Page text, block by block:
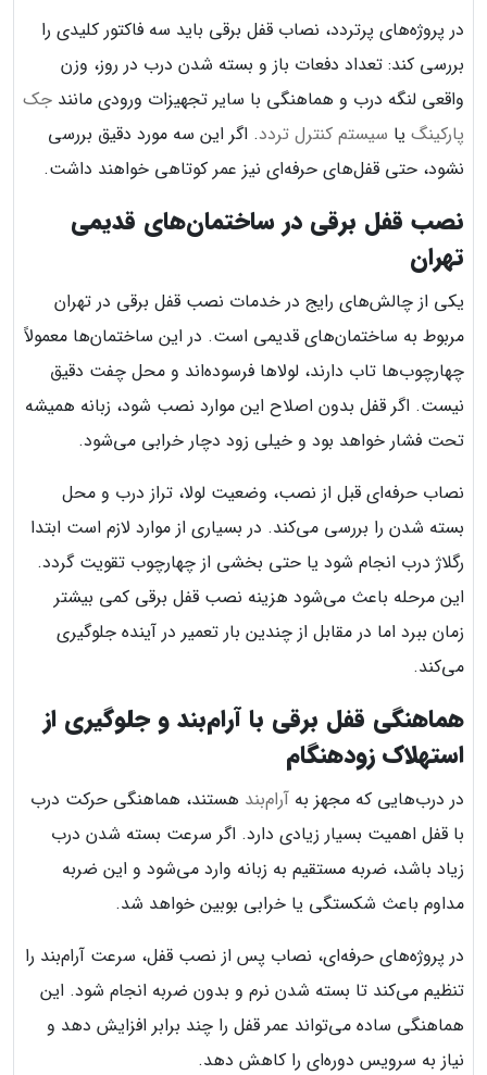
در پروژه‌های پرتردد، نصاب قفل برقی باید سه فاکتور کلیدی را
بررسی کند: تعداد دفعات باز و بسته شدن درب در روز، وزن
واقعی لنگه درب و هماهنگی با سایر تجهیزات ورودی مانند جک
پارکینگ یا سیستم کنترل تردد. اگر این سه مورد دقیق بررسی
نشود، حتی قفل‌های حرفه‌ای نیز عمر کوتاهی خواهند داشت.
نصب قفل برقی در ساختمان‌های قدیمی
تهران
یکی از چالش‌های رایج در خدمات نصب قفل برقی در تهران
مربوط به ساختمان‌های قدیمی است. در این ساختمان‌ها معمولاً
چهارچوب‌ها تاب دارند، لولاها فرسوده‌اند و محل چفت دقیق
نیست. اگر قفل بدون اصلاح این موارد نصب شود، زبانه همیشه
تحت فشار خواهد بود و خیلی زود دچار خرابی می‌شود.
نصاب حرفه‌ای قبل از نصب، وضعیت لولا، تراز درب و محل
بسته شدن را بررسی می‌کند. در بسیاری از موارد لازم است ابتدا
رگلاژ درب انجام شود یا حتی بخشی از چهارچوب تقویت گردد.
این مرحله باعث می‌شود هزینه نصب قفل برقی کمی بیشتر
زمان ببرد اما در مقابل از چندین بار تعمیر در آینده جلوگیری
می‌کند.
هماهنگی قفل برقی با آرام‌بند و جلوگیری از
استهلاک زودهنگام
در درب‌هایی که مجهز به آرام‌بند هستند، هماهنگی حرکت درب
با قفل اهمیت بسیار زیادی دارد. اگر سرعت بسته شدن درب
زیاد باشد، ضربه مستقیم به زبانه وارد می‌شود و این ضربه
مداوم باعث شکستگی یا خرابی بوبین خواهد شد.
در پروژه‌های حرفه‌ای، نصاب پس از نصب قفل، سرعت آرام‌بند را
تنظیم می‌کند تا بسته شدن نرم و بدون ضربه انجام شود. این
هماهنگی ساده می‌تواند عمر قفل را چند برابر افزایش دهد و
نیاز به سرویس دوره‌ای را کاهش دهد.